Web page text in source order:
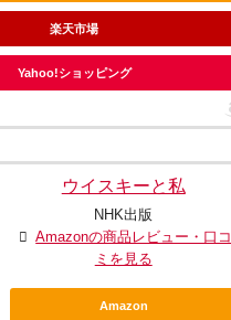
楽天市場
Yahoo!ショッピング
ウイスキーと私
NHK出版
Amazonの商品レビュー・口コ
ミを見る
Amazon